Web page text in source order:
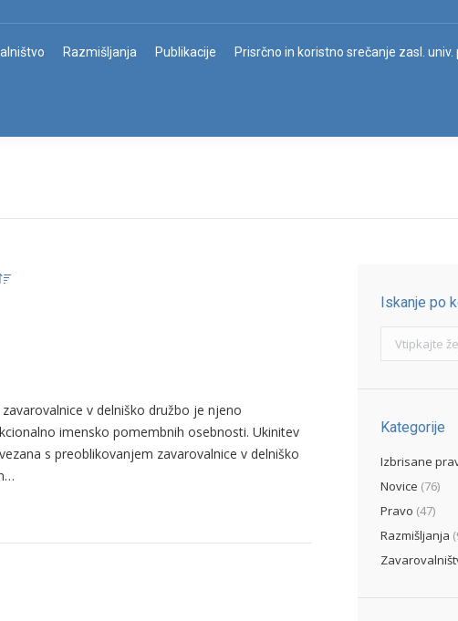
Razmišljanja Publikacije Prisrčno in koristno srečanje zasl.
v delniško družbo je njeno
imensko pomembnih osebnosti. Ukinitev
s preoblikovanjem zavarovalnice v delniško
Iskanje po
Search:
Kategorije
Izbrisane
Novice (76)
Pravo (47)
Razmišljanja